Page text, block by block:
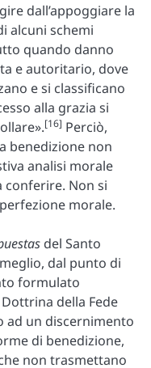
dall’appoggiare la
alcuni schemi
quando danno
e autoritario, dove
e si classificano
alla grazia si
[16] Perciò,
benedizione non
analisi morale
Non si
morale.
del Santo
dal punto di
formulato
della Fede
ad un discernimento
di benedizione,
non trasmettano